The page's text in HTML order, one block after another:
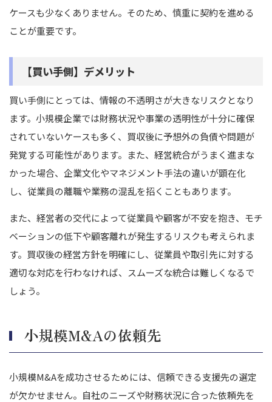
ケースも少なくありません。そのため、慎重に契約を進める
ことが重要です。
【買い手側】デメリット
買い手側にとっては、情報の不透明さが大きなリスクとなり
ます。小規模企業では財務状況や事業の透明性が十分に確保
されていないケースも多く、買収後に予想外の負債や問題が
発覚する可能性があります。また、経営統合がうまく進まな
かった場合、企業文化やマネジメント手法の違いが顕在化
し、従業員の離職や業務の混乱を招くこともあります。
また、経営者の交代によって従業員や顧客が不安を抱き、モチ
ベーションの低下や顧客離れが発生するリスクも考えられま
す。買収後の経営方針を明確にし、従業員や取引先に対する
適切な対応を行わなければ、スムーズな統合は難しくなるで
しょう。
小規模M&Aの依頼先
小規模M&Aを成功させるためには、信頼できる支援先の選定
が欠かせません。自社のニーズや財務状況に合った依頼先を